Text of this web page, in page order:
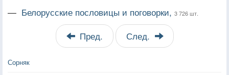
— Белорусские пословицы и поговорки, 3 726 шт.
Пред. След.
Сорняк